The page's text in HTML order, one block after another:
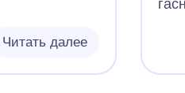
Читать далее